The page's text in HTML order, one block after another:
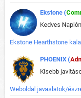
Ekstone (
Kedves
Ekstone Hearthstone
PHOENIX (
Kisebb
Weboldal javaslatok/